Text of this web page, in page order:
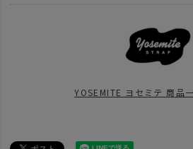
その他
YOSEMITE ヨセミテ
YOSEMITE ヨセミテ 商品